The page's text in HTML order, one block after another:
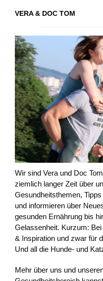
VERA & DOC TOM
Wir sind Vera und Doc
ziemlich langer Zeit über
Gesundheitsthemen,
und informieren über
gesunden Ernährung bis
Gelassenheit. Kurzum:
& Inspiration und zwar für
Und all die Hunde- und
Mehr über uns und